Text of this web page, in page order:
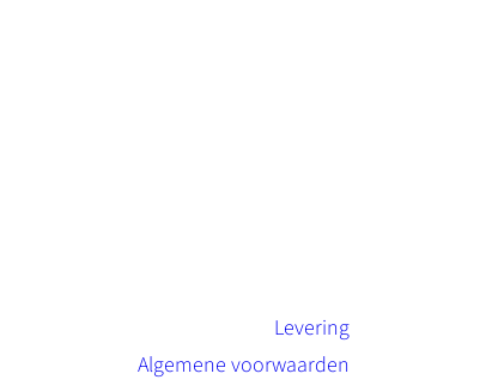
Levering
Algemene voorwaarden